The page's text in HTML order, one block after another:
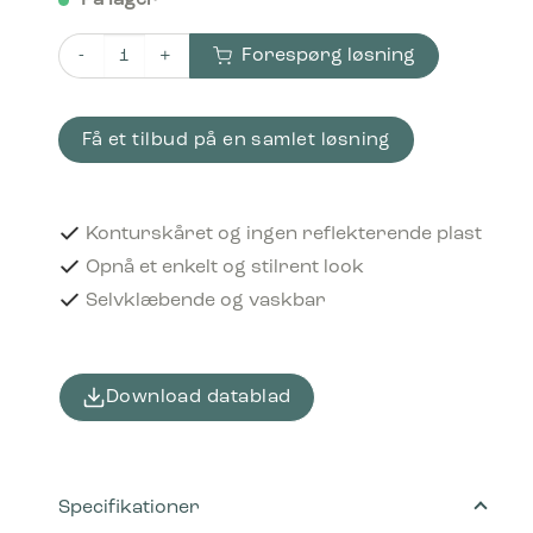
Piktogram Plast & metal 15x15 cm Konturskåret Hvid
Forespørg løsning
Få et tilbud på en samlet løsning
Konturskåret og ingen reflekterende plast
Opnå et enkelt og stilrent look
Selvklæbende og vaskbar
Download datablad
Specifikationer